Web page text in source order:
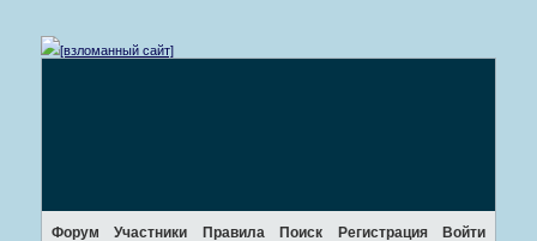
[взломанный сайт]
Форум Участники Правила Поиск Регистрация Войти